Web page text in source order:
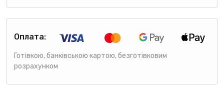
Оплата:
Готівкою, банківською картою, безготівковим
розрахунком